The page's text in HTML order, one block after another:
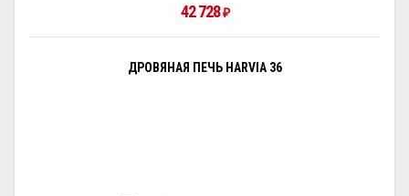
42 728₽
ДРОВЯНАЯ ПЕЧЬ HARVIA 36